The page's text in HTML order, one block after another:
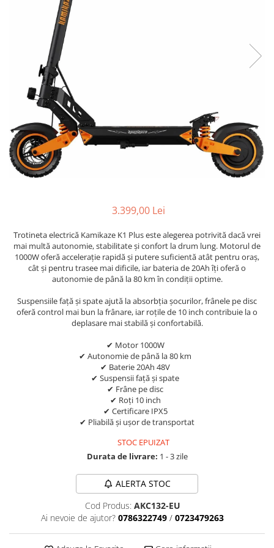
Accesorii biciclete
Scaun bicicleta copii
Chei si scule bicicleta
Portbagaj bicicleta
Antifurt bicicleta
Cosuri bicicleta
Pompa bicicleta
Produse intretinere bicicleta
Accesorii biciclete copii
Oglinzi bicicleta
Cricuri bicicleta
Aparatori noroi bicicleta
Suport bicicleta
Lumini bicicleta
Anvelopa bicicleta
Urechi cadru bicicleta
Mansoane si ghidolina
Ghidoane bicicleta
Pipe ghidon
Pedale bicicleta
3.399,00 Lei
Trotineta electrică Kamikaze K1 Plus este alegerea potrivită dacă vrei
mai multă autonomie, stabilitate și confort la drum lung. Motorul de
1000W oferă accelerație rapidă și putere suficientă atât pentru oraș,
cât și pentru trasee mai dificile, iar bateria de 20Ah îți oferă o
autonomie de până la 80 km în condiții optime.
Suspensiile față și spate ajută la absorbția șocurilor, frânele pe disc
oferă control mai bun la frânare, iar roțile de 10 inch contribuie la o
deplasare mai stabilă și confortabilă.
✔ Motor 1000W
✔ Autonomie de până la 80 km
✔ Baterie 20Ah 48V
✔ Suspensii față și spate
✔ Frâne pe disc
✔ Roți 10 inch
✔ Certificare IPX5
✔ Pliabilă și ușor de transportat
STOC EPUIZAT
Durata de livrare: 1 - 3 zile
ALERTA STOC
Cod Produs: AKC132-EU
Ai nevoie de ajutor? 0786322749 / 0723479263